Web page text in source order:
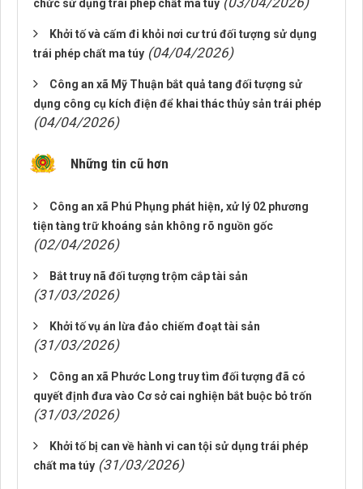
chức sử dụng trái phép chất ma túy
Khởi tố và cấm đi khỏi nơi cư trú đối tượng sử dụng
trái phép chất ma túy (04/04/2026)
Công an xã Mỹ Thuận bắt quả tang đối tượng sử
dụng công cụ kích điện để khai thác thủy sản trái phép
(04/04/2026)
Những tin cũ hơn
Công an xã Phú Phụng phát hiện, xử lý 02 phương
tiện tàng trữ khoáng sản không rõ nguồn gốc
(02/04/2026)
Bắt truy nã đối tượng trộm cắp tài sản
(31/03/2026)
Khởi tố vụ án lừa đảo chiếm đoạt tài sản
(31/03/2026)
Công an xã Phước Long truy tìm đối tượng đã có
quyết định đưa vào Cơ sở cai nghiện bắt buộc bỏ trốn
(31/03/2026)
Khởi tố bị can về hành vi can tội sử dụng trái phép
chất ma túy (31/03/2026)